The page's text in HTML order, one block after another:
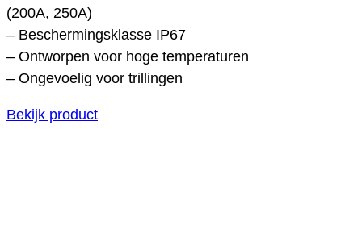
(200A, 250A)
– Beschermingsklasse IP67
– Ontworpen voor hoge temperaturen
– Ongevoelig voor trillingen
Bekijk product